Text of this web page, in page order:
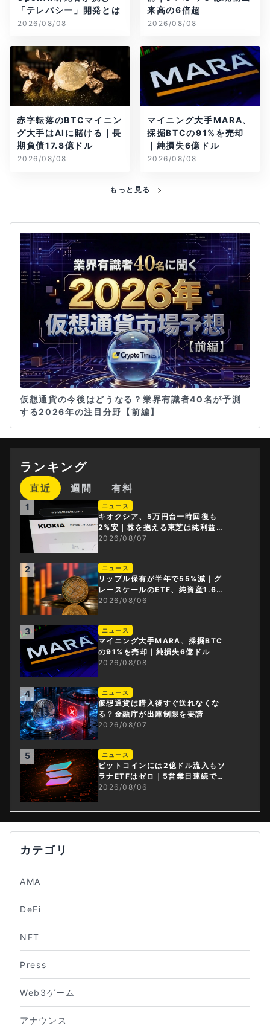
「テレパシー」開発とは
2026/08/08
来高の6倍超
2026/08/08
赤字転落のBTCマイニン
グ大手はAIに賭ける｜長
期負債17.8億ドル
2026/08/08
マイニング大手MARA、
採掘BTCの91%を売却
｜純損失6億ドル
2026/08/08
もっと見る
仮想通貨の今後はどうなる？業界有識者40名が予測
する2026年の注目分野【前編】
ランキング
直近 週間 有料
1 ニュース
キオクシア、5万円台一時回復も
2%安｜株を抱える東芝は純利益3
0倍
2026/08/07
2 ニュース
リップル保有が半年で55%減｜グ
レースケールのETF、純資産1.6億
ドル減
2026/08/06
3 ニュース
マイニング大手MARA、採掘BTC
の91%を売却｜純損失6億ドル
2026/08/08
4 ニュース
仮想通貨は購入後すぐ送れなくな
る？金融庁が出庫制限を要請
2026/08/07
5 ニュース
ビットコインには2億ドル流入もソ
ラナETFはゼロ｜5営業日連続で停
止
2026/08/06
カテゴリ
AMA
DeFi
NFT
Press
Web3ゲーム
アナウンス